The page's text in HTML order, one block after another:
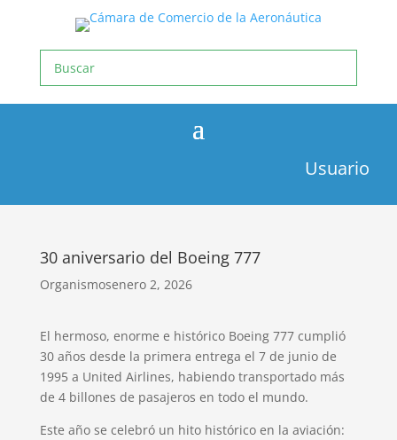
Usuario
30 aniversario del Boeing 777
Organismosenero 2, 2026
El hermoso, enorme e histórico Boeing 777 cumplió
30 años desde la primera entrega el 7 de junio de
1995 a United Airlines, habiendo transportado más
de 4 billones de pasajeros en todo el mundo.
Este año se celebró un hito histórico en la aviación: